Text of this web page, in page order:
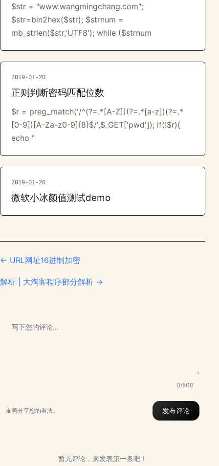
$str = "www.wangmingchang.com";
$str=bin2hex($str); $strnum =
mb_strlen($str,'UTF8'); while ($strnum
2019-01-20
正则判断密码匹配位数
$r = preg_match('/^(?=.*[A-Z])(?=.*[a-z])(?=.*
[0-9])[A-Za-z0-9]{8}$/',$_GET['pwd']); if(!$r){
echo "
2019-01-20
微软小冰颜值测试demo
← URL网址16进制加密
解析 | 大淘客程序部分解析 →
0/500
友善分享您的看法。 发布评论
暂无评论，来发表第一条吧！